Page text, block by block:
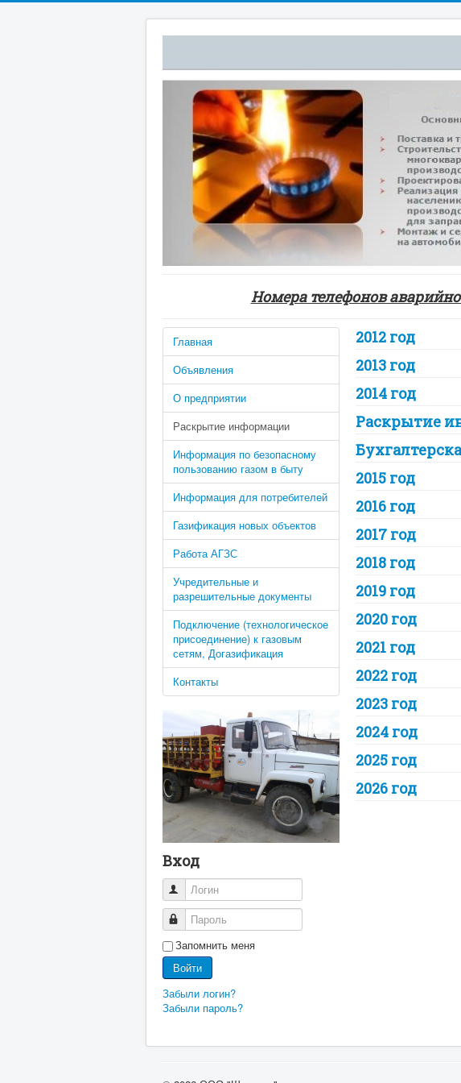
Номера телефонов
Главная
Объявления
О предприятии
Раскрытие информации
Информация по безопасному
пользованию газом в быту
Информация для потребителей
Газификация новых объектов
Работа АГЗС
Учредительные и
разрешительные документы
Подключение (технологическое
присоединение) к газовым
сетям, Догазификация
Контакты
Вход
Логин
Пароль
Запомнить меня
Войти
Забыли логин?
Забыли пароль?
2012 год
2013 год
2014 год
Раскрытие
2015 год
2016 год
2017 год
2018 год
2019 год
2020 год
2021 год
2022 год
2023 год
2024 год
2025 год
2026 год